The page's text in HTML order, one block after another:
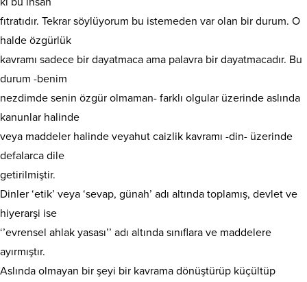
fıtratıdır. Tekrar söylüyorum bu istemeden var olan bir durum. O
halde özgürlük
kavramı sadece bir dayatmaca ama palavra bir dayatmacadır. Bu
durum -benim
nezdimde senin özgür olmaman- farklı olgular üzerinde aslında
kanunlar halinde
veya maddeler halinde veyahut caizlik kavramı -din- üzerinde
defalarca dile
getirilmiştir.
Dinler ‘etik’ veya ‘sevap, günah’ adı altında toplamış, devlet ve
hiyerarşi ise
‘’evrensel ahlak yasası’’ adı altında sınıflara ve maddelere
ayırmıştır.
Aslında olmayan bir şeyi bir kavrama dönüştürüp küçültüp